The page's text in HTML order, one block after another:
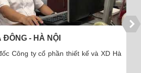
ĐÔNG - HÀ NỘI
Công ty cổ phần thiết kế và XD Hà